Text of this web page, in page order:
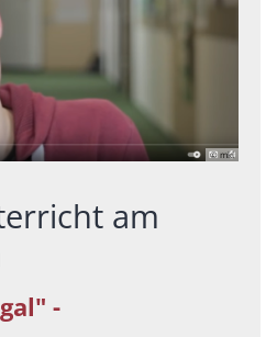
© mkl
am
-